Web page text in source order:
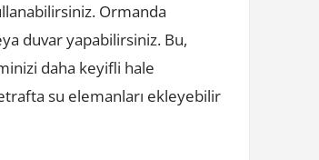
Ormanda
duvar yapabilirsiniz. Bu,
daha keyifli hale
su elemanları ekleyebilir